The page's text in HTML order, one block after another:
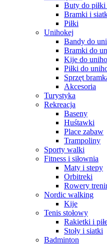
Buty do piłki
Bramki i
Piłki
Unihokej
Bandy do
Bramki do
Kije do
Piłki do
Sprzęt
Akcesoria
Turystyka
Rekreacja
Baseny
Huśtawki
Place zabaw
Trampoliny
Sporty walki
Fitness i siłownia
Maty i stepy
Orbitreki
Rowery
Nordic walking
Kije
Tenis stołowy
Rakietki i
Stoły i siatki
Badminton